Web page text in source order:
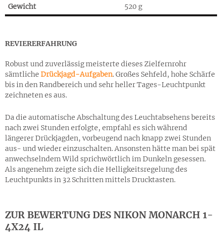
Gewicht 520 g
REVIERERFAHRUNG
Robust und zuverlässig meisterte dieses Zielfernrohr
sämtliche Drückjagd-Aufgaben. Großes Sehfeld, hohe Schärfe
bis in den Randbereich und sehr heller Tages-Leuchtpunkt
zeichneten es aus.
Da die automatische Abschaltung des Leuchtabsehens bereits
nach zwei Stunden erfolgte, empfahl es sich während
längerer Drückjagden, vorbeugend nach knapp zwei Stunden
aus- und wieder einzuschalten. Ansonsten hätte man bei spät
anwechselndem Wild sprichwörtlich im Dunkeln gesessen.
Als angenehm zeigte sich die Helligkeitsregelung des
Leuchtpunkts in 32 Schritten mittels Drucktasten.
ZUR BEWERTUNG DES NIKON MONARCH 1-
4X24 IL